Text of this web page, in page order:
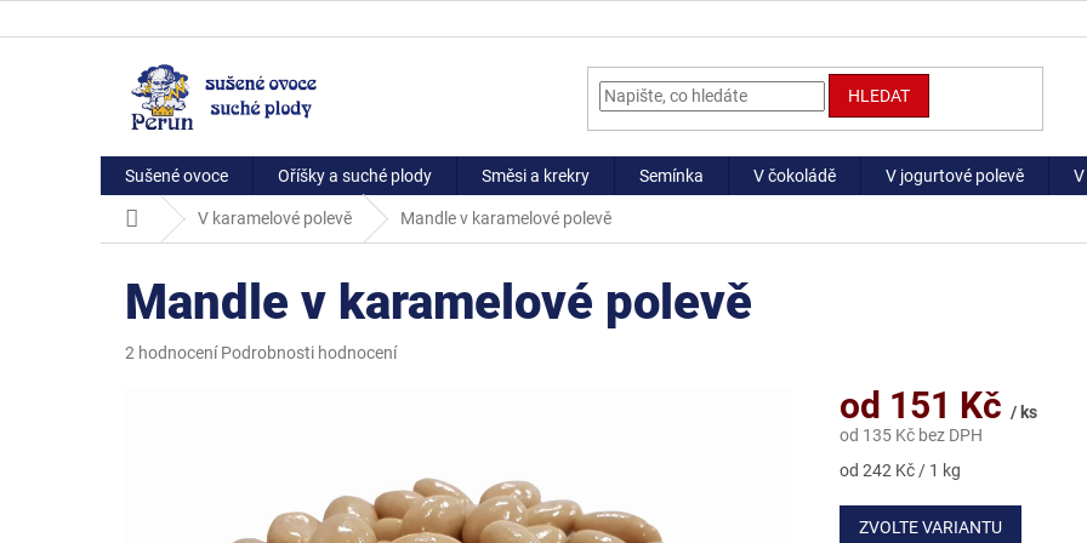
na
HLEDAT
Sušené ovoce Oříšky a suché plody Směsi a krekry Semínka V čokoládě V jogurtové polevě
Domů V karamelové polevě Mandle v karamelové polevě
Mandle v karamelové polevě
Průměrné
2 hodnocení Podrobnosti hodnocení
od 151 Kč / ks
od 135 Kč bez DPH
Měrná
od 242 Kč / 1 kg
ZVOLTE VARIANTU